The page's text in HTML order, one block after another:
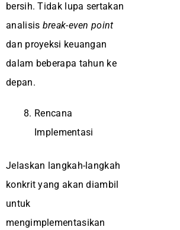
bersih. Tidak lupa sertakan
analisis break-even point
dan proyeksi keuangan
dalam beberapa tahun ke
depan.
Rencana
Implementasi
Jelaskan langkah-langkah
konkrit yang akan diambil
untuk
mengimplementasikan